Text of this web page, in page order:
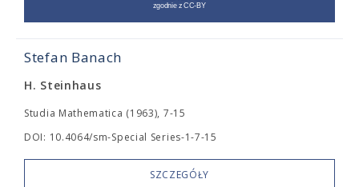
Stefan Banach
H. Steinhaus
Studia Mathematica (1963), 7-15
DOI: 10.4064/sm-Special Series-1-7-15
SZCZEGÓŁY